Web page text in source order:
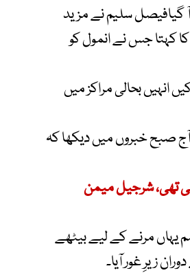
گیافیصل سلیم نے مزید
کہتا جس نے انمول کو
انہیں بحالی مراکز میں
صبح خبروں میں دیکھا کہ
تھی، شرجیل میمن
یہاں مرنے کے لیے بیٹھے
زیرِ غور آیا۔